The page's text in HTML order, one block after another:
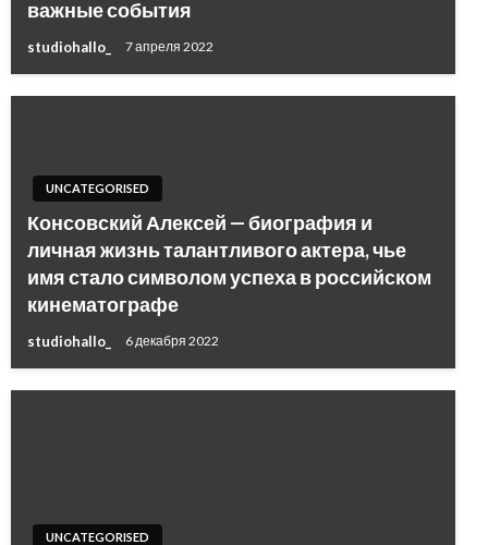
важные события
studiohallo_ 7 апреля 2022
UNCATEGORISED
Консовский Алексей — биография и
личная жизнь талантливого актера, чье
имя стало символом успеха в российском
кинематографе
studiohallo_ 6 декабря 2022
UNCATEGORISED